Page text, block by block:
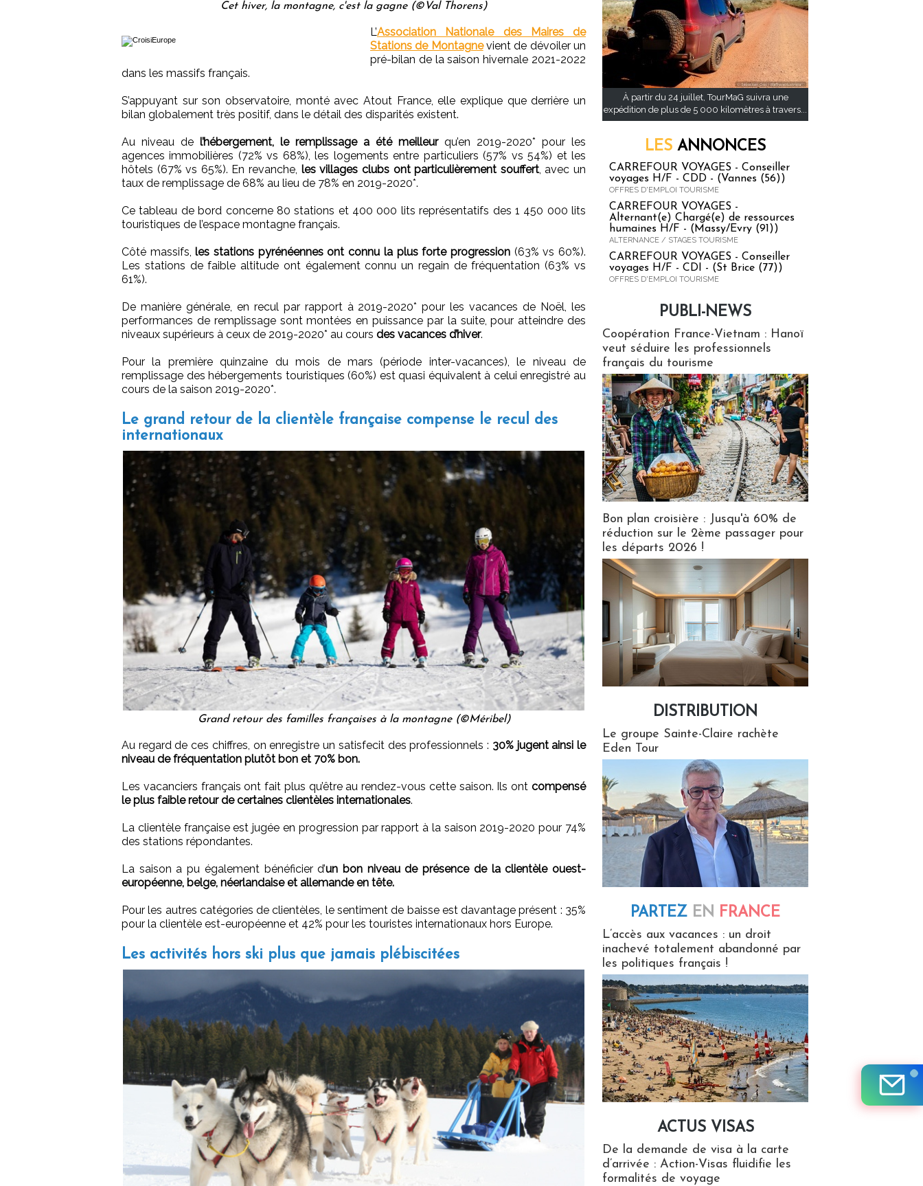
Cet hiver, la montagne, c'est la gagne (©Val Thorens)
L’Association Nationale des Maires de
Stations de Montagnevient de dévoiler un
pré-bilan de la saison hivernale 2021-2022
dans les massifs français.
S’appuyant sur son observatoire, monté avec Atout France, elle explique que derrière un
bilan globalement très positif, dans le détail des disparités existent.
Au niveau de l’hébergement, le remplissage a été meilleurqu’en 2019-2020* pour les
agences immobilières (72% vs 68%), les logements entre particuliers (57% vs 54%) et les
hôtels (67% vs 65%). En revanche, les villages clubs ont particulièrement souffert, avec un
taux de remplissage de 68% au lieu de 78% en 2019-2020*.
Ce tableau de bord concerne 80 stations et 400 000 lits représentatifs des 1 450 000 lits
touristiques de l’espace montagne français.
Côté massifs,les stations pyrénéennes ont connu la plus forte progression(63% vs 60%).
Les stations de faible altitude ont également connu un regain de fréquentation (63% vs
61%).
De manière générale, en recul par rapport à 2019-2020* pour les vacances de Noël, les
performances de remplissage sont montées en puissance par la suite, pour atteindre des
niveaux supérieurs à ceux de 2019-2020* au cours des vacances d’hiver.
Pour la première quinzaine du mois de mars (période inter-vacances), le niveau de
remplissage des hébergements touristiques (60%) est quasi équivalent à celui enregistré au
cours de la saison 2019-2020*.
Le grand retour de la clientèle française compense le recul des
internationaux
Grand retour des familles françaises à la montagne (©Méribel)
Au regard de ces chiffres, on enregistre un satisfecit des professionnels : 30% jugent ainsi le
niveau de fréquentation plutôt bon et 70% bon.
Les vacanciers français ont fait plus qu’être au rendez-vous cette saison. Ils ont compensé
le plus faible retour de certaines clientèles internationales.
La clientèle française est jugée en progression par rapport à la saison 2019-2020 pour 74%
des stations répondantes.
La saison a pu également bénéficier d’un bon niveau de présence de la clientèle ouest-
européenne, belge, néerlandaise et allemande en tête.
Pour les autres catégories de clientèles, le sentiment de baisse est davantage présent : 35%
pour la clientèle est-européenne et 42% pour les touristes internationaux hors Europe.
Les activités hors ski plus que jamais plébiscitées
À partir du 24 juillet, TourMaG suivra une
expédition de plus de 5 000 kilomètres à travers...
LES ANNONCES
CARREFOUR VOYAGES - Conseiller
voyages H/F - CDD - (Vannes (56))
OFFRES D'EMPLOI TOURISME
CARREFOUR VOYAGES -
Alternant(e) Chargé(e) de ressources
humaines H/F - (Massy/Evry (91))
ALTERNANCE / STAGES TOURISME
CARREFOUR VOYAGES - Conseiller
voyages H/F - CDI - (St Brice (77))
OFFRES D'EMPLOI TOURISME
PUBLI-NEWS
Coopération France-Vietnam : Hanoï
veut séduire les professionnels
français du tourisme
Bon plan croisière : Jusqu'à 60% de
réduction sur le 2ème passager pour
les départs 2026 !
DISTRIBUTION
Le groupe Sainte-Claire rachète
Eden Tour
PARTEZ EN FRANCE
L’accès aux vacances : un droit
inachevé totalement abandonné par
les politiques français !
ACTUS VISAS
De la demande de visa à la carte
d’arrivée : Action-Visas fluidifie les
formalités de voyage